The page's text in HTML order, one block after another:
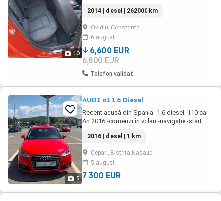
10
schimbată în ianuarie 2026 la 248000 de km,în
stare foarte bună,țin să menționez că
întreținerea am făcut-o la 10.000km,iar
motorul este într-o stare foarte bună.
2014 | diesel | 262000 km
Ovidiu, Constanta
6 august
6,600 EUR
6,800 EUR
Telefon validat
5
AUDI a1 1.6 Diesel
Recent adusă din Spania -1.6 diesel -110 cai -
An 2016 -comenzi în volan -navigație -start
AC -AUX -bluetooth -faruri auto mai multe
detalii la numărul de telefon
2016 | diesel | 1 km
Cepari, Bistrita-Nasaud
5 august
7 300 EUR